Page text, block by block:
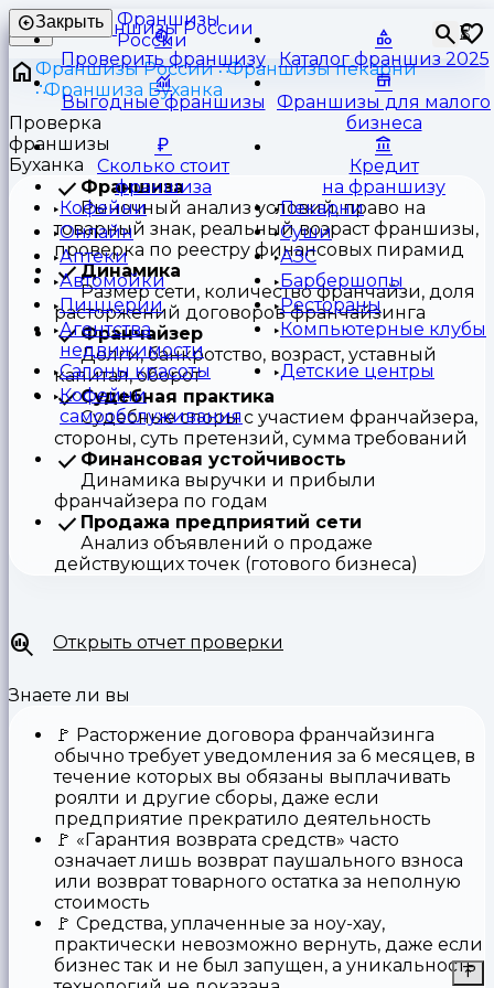
Франшизы
России
⏳
Закрыть
Проверить франшизу Каталог франшиз 2025
Выгодные франшизы
Франшизы для малого
бизнеса
Сколько стоит
франшиза
Кредит
на франшизу
Кофейни
Пекарни
Онлайн
Суши
Аптеки
АЗС
Автомойки
Барбершопы
Пиццерии
Рестораны
Агентства
недвижимости
Компьютерные клубы
Салоны красоты
Детские центры
Кофейни
самообслуживания
Франшизы России
Франшизы пекарни
Франшиза Буханка
Проверка
франшизы
Буханка
Франшиза
Рыночный анализ условий, право на
товарный знак, реальный возраст франшизы,
проверка по реестру финансовых пирамид
Динамика
Размер сети, количество франчайзи, доля
расторжений договоров франчайзинга
Франчайзер
Долги, банкротство, возраст, уставный
капитал, оборот
Судебная практика
Судебные споры с участием франчайзера,
стороны, суть претензий, сумма требований
Финансовая устойчивость
Динамика выручки и прибыли
франчайзера по годам
Продажа предприятий сети
Анализ объявлений о продаже
действующих точек (готового бизнеса)
Открыть отчет проверки
Знаете ли вы
🚩 Расторжение договора франчайзинга
обычно требует уведомления за 6 месяцев, в
течение которых вы обязаны выплачивать
роялти и другие сборы, даже если
предприятие прекратило деятельность
🚩 «Гарантия возврата средств» часто
означает лишь возврат паушального взноса
или возврат товарного остатка за неполную
стоимость
🚩 Средства, уплаченные за ноу-хау,
практически невозможно вернуть, даже если
бизнес так и не был запущен, а уникальность